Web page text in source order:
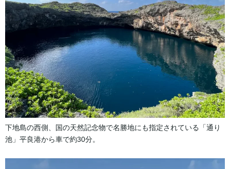
下地島の西側、国の天然記念物で名勝地にも指定されている「通り
池」平良港から車で約30分。